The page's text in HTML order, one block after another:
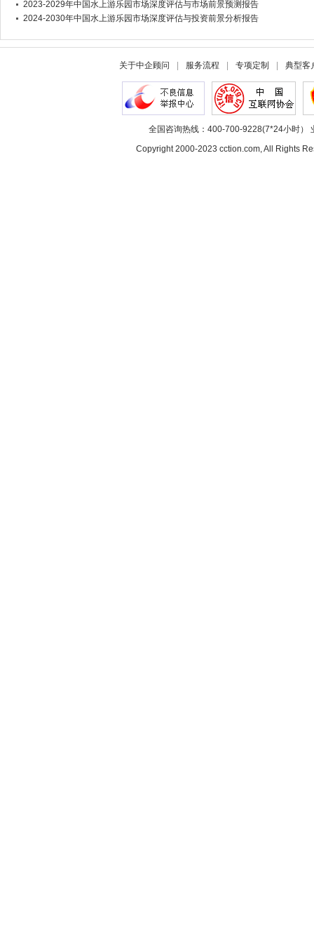
2023-2029年中国水上游乐园市场深度评估与市场前景预测报告
2024-2030年中国水上游乐园市场深度评估与投资前景分析报告
关于中企顾问 服务流程 专项定制 典型客
全国咨询热线：400-700-9228(7*24小时）
Copyright 2000-2023 cction.com, All Rights